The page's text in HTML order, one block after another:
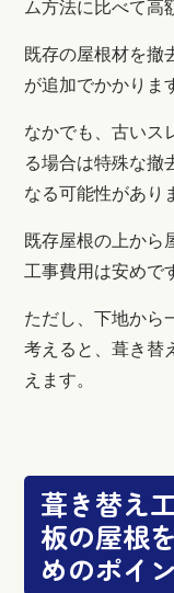
ム方法に比べて高
既存の屋根材を撤
が追加でかかりま
なかでも、古いス
る場合は特殊な撤
なる可能性があり
既存屋根の上から
工事費用は安めで
ただし、下地から
考えると、葺き替
えます。
葺き替え
板の屋根
めのポイ